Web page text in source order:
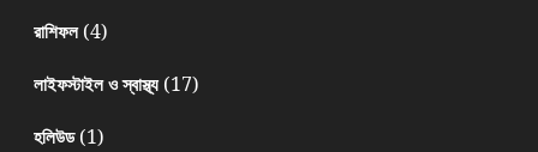
রাশিফল(4)
লাইফস্টাইল ও স্বাস্থ্য(17)
হলিউড(1)